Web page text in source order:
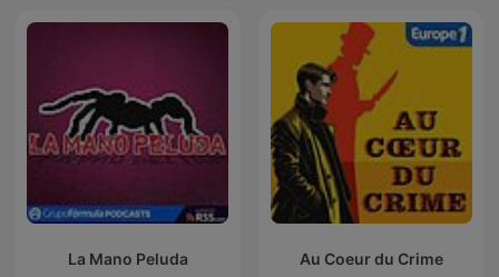
La Mano Peluda Au Coeur du Crime